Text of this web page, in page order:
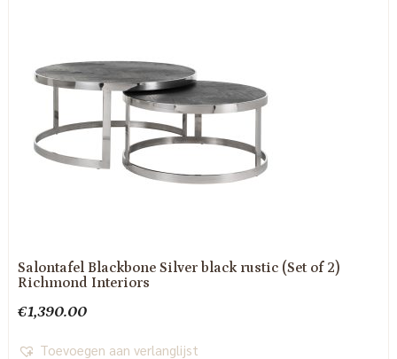
Salontafel Blackbone Silver black rustic (Set of 2)
Richmond Interiors
€1,390.00
Toevoegen aan verlanglijst